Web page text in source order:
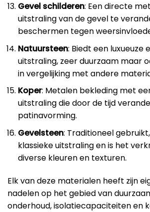
Gevel schilderen: Een directe
uitstraling van de gevel te
beschermen tegen
Natuursteen: Biedt een luxueuze
uitstraling, zeer duurzaam maar
in vergelijking met andere
Koper: Metalen bekleding met
uitstraling die door de tijd
patinavorming.
Gevelsteen: Traditioneel
klassieke uitstraling en is het
diverse kleuren en texturen.
Elk van deze materialen heeft zijn
nadelen op het gebied van
onderhoud, isolatiecapaciteiten en